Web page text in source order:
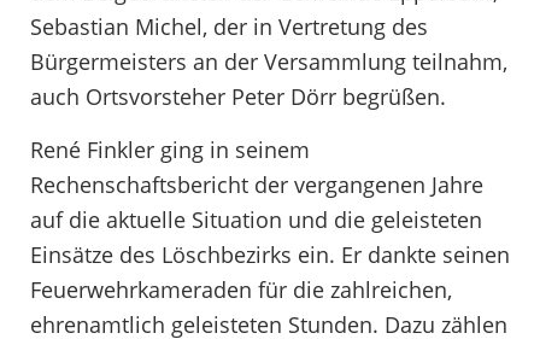
Sebastian Michel, der in Vertretung des
Bürgermeisters an der Versammlung teilnahm,
auch Ortsvorsteher Peter Dörr begrüßen.
René Finkler ging in seinem
Rechenschaftsbericht der vergangenen Jahre
auf die aktuelle Situation und die geleisteten
Einsätze des Löschbezirks ein. Er dankte seinen
Feuerwehrkameraden für die zahlreichen,
ehrenamtlich geleisteten Stunden. Dazu zählen